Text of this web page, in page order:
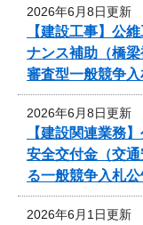
2026年6月8日更新
【建設工事】公
ナンス補助（橋
審査型一般競争
2026年6月8日更新
【建設関連業務
安全交付金（交
る一般競争入札公
2026年6月1日更新